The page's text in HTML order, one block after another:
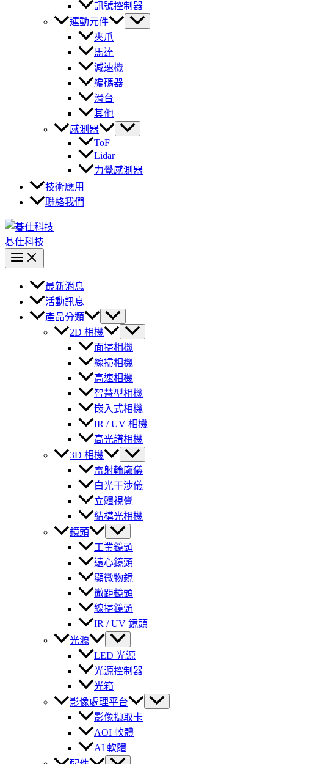
訊號控制器
運動元件
夾爪
馬達
減速機
編碼器
滑台
其他
感測器
ToF
Lidar
力覺感測器
技術應用
聯絡我們
碁仕科技
最新消息
活動訊息
產品分類
2D 相機
面掃相機
線掃相機
高速相機
智慧型相機
嵌入式相機
IR / UV 相機
高光譜相機
3D 相機
雷射輪廓儀
白光干涉儀
立體視覺
結構光相機
鏡頭
工業鏡頭
遠心鏡頭
顯微物鏡
微距鏡頭
線掃鏡頭
IR / UV 鏡頭
光源
LED 光源
光源控制器
光箱
影像處理平台
影像擷取卡
AOI 軟體
AI 軟體